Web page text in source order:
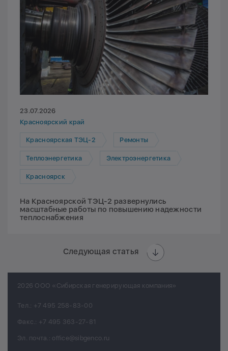
23.07.2026
Красноярский край
Красноярская ТЭЦ-2 Ремонты
Теплоэнергетика Электроэнергетика
Красноярск
На Красноярской ТЭЦ-2 развернулись
масштабные работы по повышению надежности
теплоснабжения
Следующая статья
2026 ООО «Сибирская генерирующая компания»
Тел.: +7 495 258-83-00
Факс.: +7 495 363-27-81
Эл. почта.: office@sibgenco.ru